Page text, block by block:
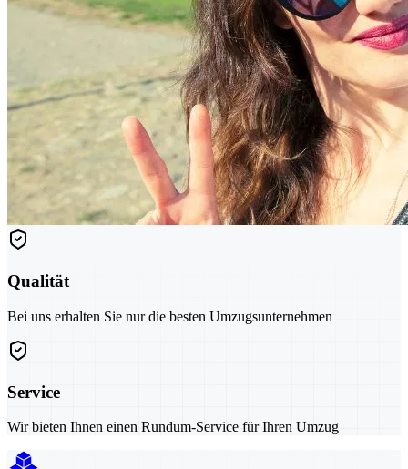
Qualität
Bei uns erhalten Sie nur die besten Umzugsunternehmen
Service
Wir bieten Ihnen einen Rundum-Service für Ihren Umzug